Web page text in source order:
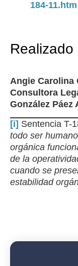
184-11.htm
Realizado
Angie Carolina
Consultora
González Páez
[i] Sentencia T-
todo ser
orgánica
de la
cuando se
estabilidad